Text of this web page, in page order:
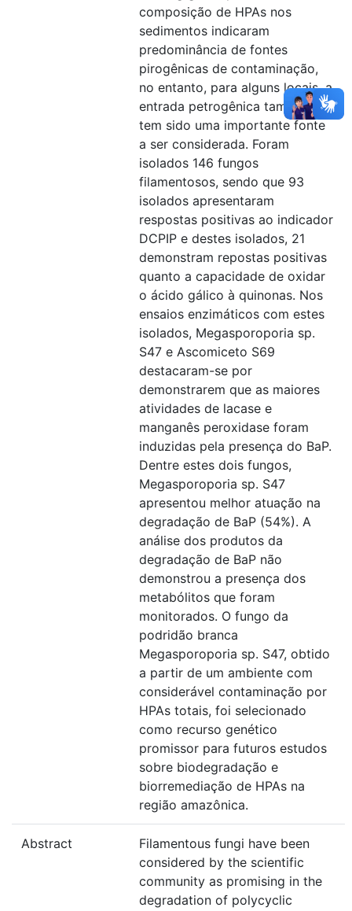
composição de HPAs nos
sedimentos indicaram
predominância de fontes
pirogênicas de contaminação,
no entanto, para alguns locais, a
entrada petrogênica também
tem sido uma importante fonte
a ser considerada. Foram
isolados 146 fungos
filamentosos, sendo que 93
isolados apresentaram
respostas positivas ao indicador
DCPIP e destes isolados, 21
demonstram repostas positivas
quanto a capacidade de oxidar
o ácido gálico à quinonas. Nos
ensaios enzimáticos com estes
isolados, Megasporoporia sp.
S47 e Ascomiceto S69
destacaram-se por
demonstrarem que as maiores
atividades de lacase e
manganês peroxidase foram
induzidas pela presença do BaP.
Dentre estes dois fungos,
Megasporoporia sp. S47
apresentou melhor atuação na
degradação de BaP (54%). A
análise dos produtos da
degradação de BaP não
demonstrou a presença dos
metabólitos que foram
monitorados. O fungo da
podridão branca
Megasporoporia sp. S47, obtido
a partir de um ambiente com
considerável contaminação por
HPAs totais, foi selecionado
como recurso genético
promissor para futuros estudos
sobre biodegradação e
biorremediação de HPAs na
região amazônica.
Abstract
Filamentous fungi have been
considered by the scientific
community as promising in the
degradation of polycyclic